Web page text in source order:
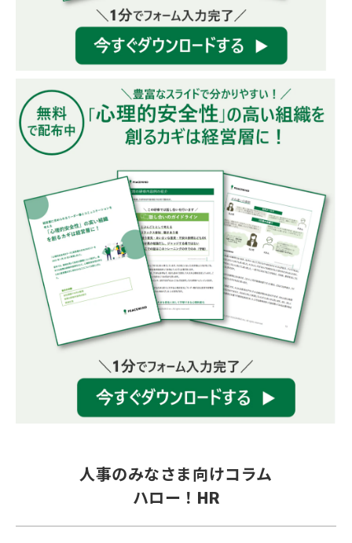
人事のみなさま向けコラム
ハロー！HR